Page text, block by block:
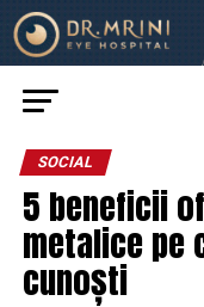
SOCIAL
5 beneficii
metalice pe
cunoști